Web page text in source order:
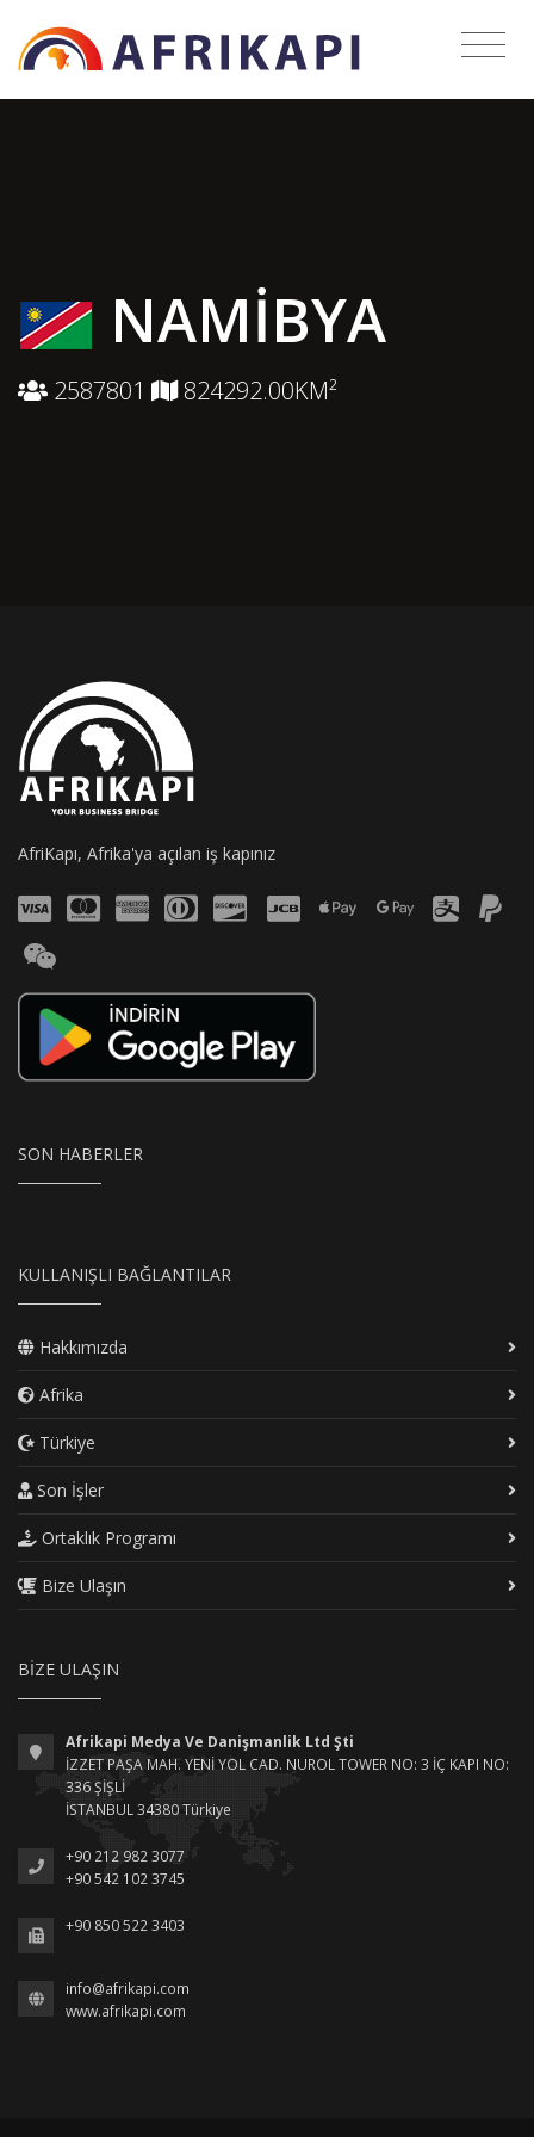
NAMIBYA
2587801 824292.00KM²
AfriKapı, Afrika'ya açılan iş kapınız
SON HABERLER
KULLANIŞLI BAĞLANTILAR
Hakkımızda
Afrika
Türkiye
Son İşler
Ortaklık Programı
Bize Ulaşın
BIZE ULAŞIN
Afrikapi Medya Ve Danişmanlik Ltd Şti
İZZET PAŞA MAH. YENİ YOL CAD. NUROL TOWER NO: 3 İÇ KAPI NO:
336 ŞİŞLİ
İSTANBUL 34380 Türkiye
+90 212 982 3077
+90 542 102 3745
+90 850 522 3403
info@afrikapi.com
www.afrikapi.com